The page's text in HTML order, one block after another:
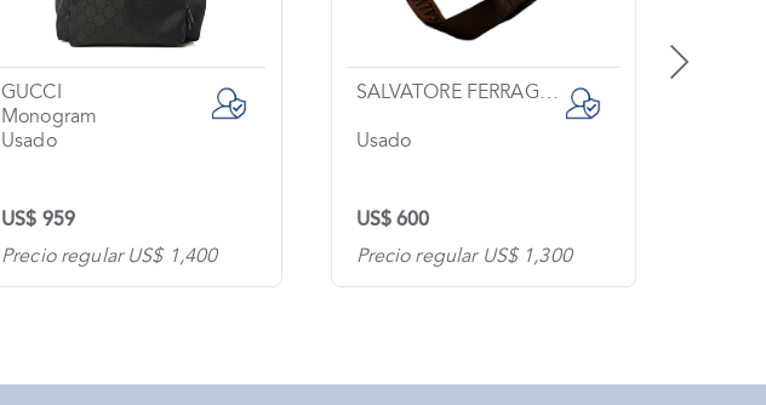
GUCCI
Monogram
Usado
US$ 959
Precio regular US$ 1,400
SALVATORE FERRAGAMO
Usado
US$ 600
Precio regular US$ 1,300